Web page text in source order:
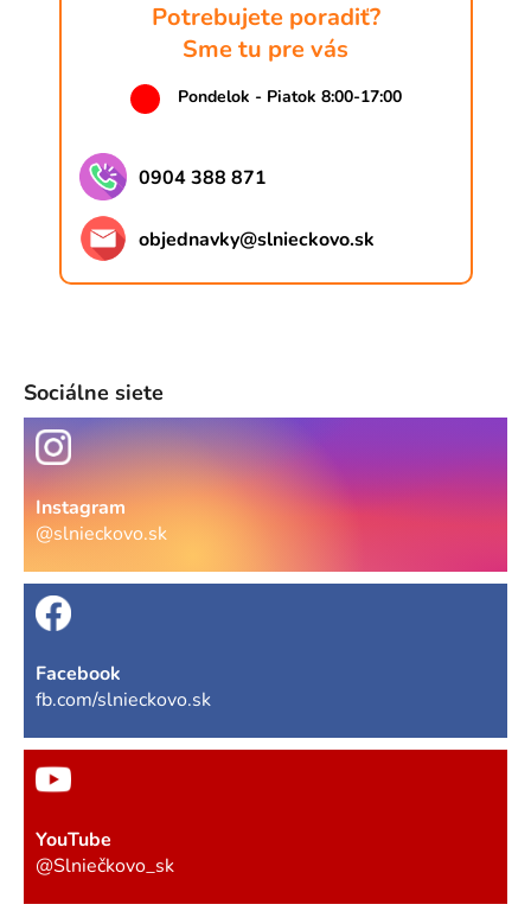
Potrebujete poradiť?
Sme tu pre vás
Pondelok - Piatok 8:00-17:00
0904 388 871
objednavky@slnieckovo.sk
Sociálne siete
Instagram
@slnieckovo.sk
Facebook
fb.com/slnieckovo.sk
YouTube
@Slniečkovo_sk